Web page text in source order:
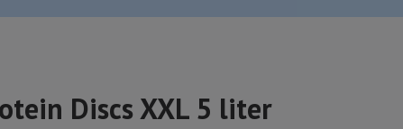
Discs XXL 5 liter